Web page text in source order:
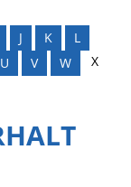
J K
L
U V W
X